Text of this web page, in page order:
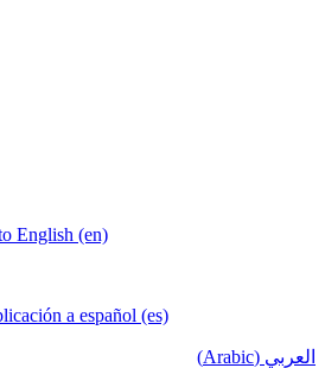
English (en)
a español (es)
العربي (Arabic)